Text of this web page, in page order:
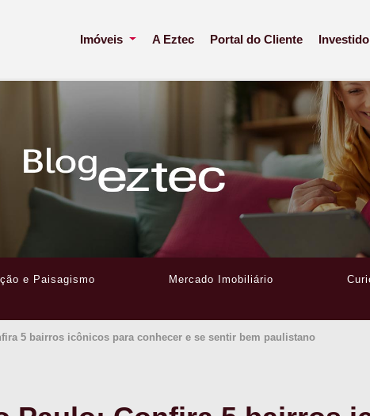
Imóveis A Eztec Portal do Cliente
e Paisagismo Mercado Imobiliário
5 bairros icônicos para conhecer e se sentir bem paulistano